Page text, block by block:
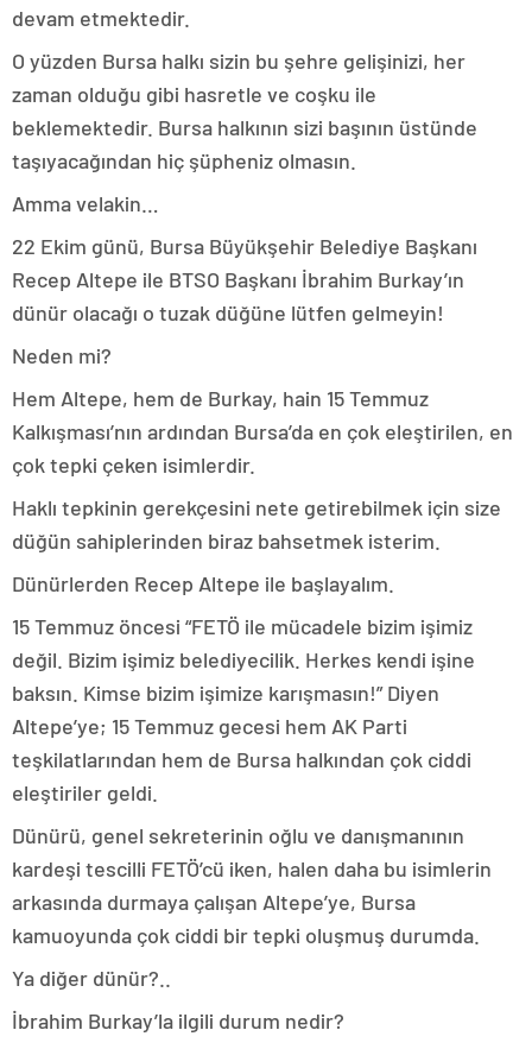
devam etmektedir.
O yüzden Bursa halkı sizin bu şehre gelişinizi, her
zaman olduğu gibi hasretle ve coşku ile
beklemektedir. Bursa halkının sizi başının üstünde
taşıyacağından hiç şüpheniz olmasın.
Amma velakin…
22 Ekim günü, Bursa Büyükşehir Belediye Başkanı
Recep Altepe ile BTSO Başkanı İbrahim Burkay’ın
dünür olacağı o tuzak düğüne lütfen gelmeyin!
Neden mi?
Hem Altepe, hem de Burkay, hain 15 Temmuz
Kalkışması’nın ardından Bursa’da en çok eleştirilen, en
çok tepki çeken isimlerdir.
Haklı tepkinin gerekçesini nete getirebilmek için size
düğün sahiplerinden biraz bahsetmek isterim.
Dünürlerden Recep Altepe ile başlayalım.
15 Temmuz öncesi “FETÖ ile mücadele bizim işimiz
değil. Bizim işimiz belediyecilik. Herkes kendi işine
baksın. Kimse bizim işimize karışmasın!” Diyen
Altepe’ye; 15 Temmuz gecesi hem AK Parti
teşkilatlarından hem de Bursa halkından çok ciddi
eleştiriler geldi.
Dünürü, genel sekreterinin oğlu ve danışmanının
kardeşi tescilli FETÖ’cü iken, halen daha bu isimlerin
arkasında durmaya çalışan Altepe’ye, Bursa
kamuoyunda çok ciddi bir tepki oluşmuş durumda.
Ya diğer dünür?..
İbrahim Burkay’la ilgili durum nedir?